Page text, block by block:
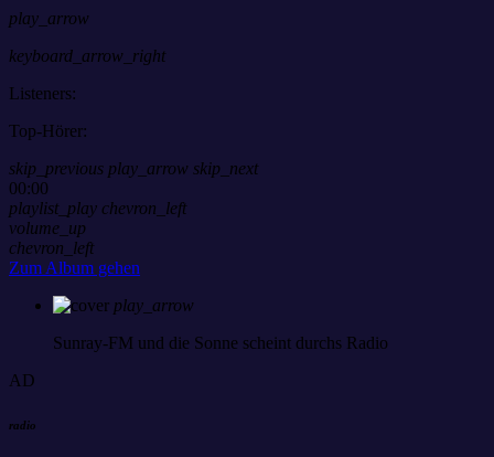
play_arrow
keyboard_arrow_right
Listeners:
Top-Hörer:
skip_previous play_arrow skip_next
00:00
playlist_play chevron_left
volume_up
chevron_left
Zum Album gehen
play_arrow
Sunray-FM und die Sonne scheint durchs Radio
AD
radio